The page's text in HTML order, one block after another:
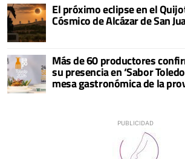
El próximo eclipse en el
Cósmico de Alcázar de San
Más de 60 productores
su presencia en ‘Sabor
mesa gastronómica de la